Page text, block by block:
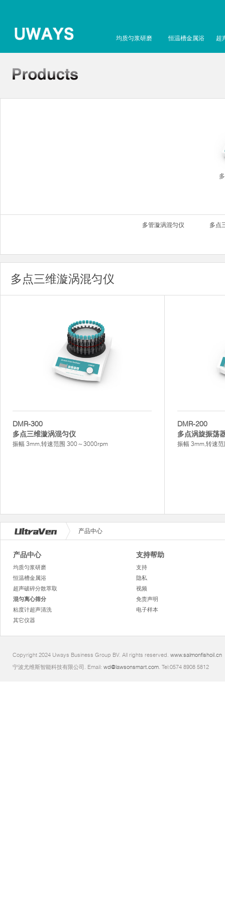
均质匀浆研磨 恒温槽金属浴 超
多管漩涡混匀仪 多点
多点三维漩涡混匀仪
DMR-300
多点三维漩涡混匀仪
振幅 3mm,转速范围 300～3000rpm
DMR-200
多点涡旋振荡
振幅 3mm,转速
产品中心
产品中心
均质匀浆研磨
恒温槽金属浴
超声破碎分散萃取
混匀离心筛分
粘度计超声清洗
其它仪器
支持帮助
支持
隐私
视频
免责声明
电子样本
Copyright 2024 Uways Business Group BV. All rights reserved. www.salmonfishoil.cn
宁波尤维斯智能科技有限公司. Email: wd@lawsonsmart.com. Tel:0574 8908 5812